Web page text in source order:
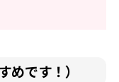
めです！）